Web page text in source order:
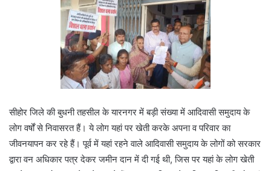
सीहोर जिले की बुधनी तहसील के यारनगर में बड़ी संख्या में आदिवासी समुदाय के
लोग वर्षों से निवासरत हैं। ये लोग यहां पर खेती करके अपना व परिवार का
जीवनयापन कर रहे हैं। पूर्व में यहां रहने वाले आदिवासी समुदाय के लोगों को सरकार
द्वारा वन अधिकार पत्र देकर जमीन दान में दी गई थी, जिस पर यहां के लोग खेती